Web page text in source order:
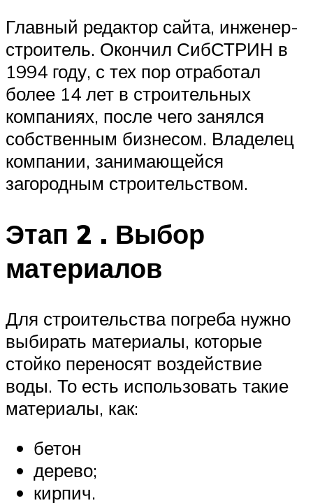
Главный редактор сайта, инженер-
строитель. Окончил СибСТРИН в
1994 году, с тех пор отработал
более 14 лет в строительных
компаниях, после чего занялся
собственным бизнесом. Владелец
компании, занимающейся
загородным строительством.
Этап 2 . Выбор
материалов
Для строительства погреба нужно
выбирать материалы, которые
стойко переносят воздействие
воды. То есть использовать такие
материалы, как:
бетон
дерево;
кирпич.